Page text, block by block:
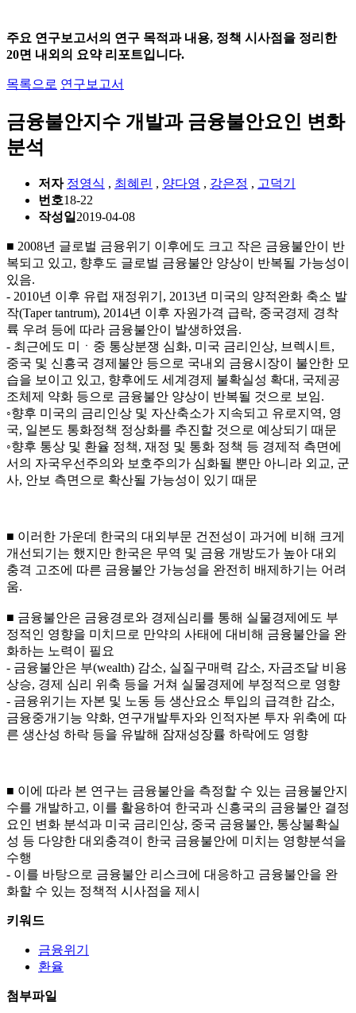
주요 연구보고서의 연구 목적과 내용, 정책 시사점을 정리한
20면 내외의 요약 리포트입니다.
목록으로 연구보고서
금융불안지수 개발과 금융불안요인 변화
분석
저자 정영식 , 최혜린 , 양다영 , 강은정 , 고덕기
번호18-22
작성일 2019-04-08
■ 2008년 글로벌 금융위기 이후에도 크고 작은 금융불안이 반
복되고 있고, 향후도 글로벌 금융불안 양상이 반복될 가능성이
있음.
- 2010년 이후 유럽 재정위기, 2013년 미국의 양적완화 축소 발
작(Taper tantrum), 2014년 이후 자원가격 급락, 중국경제 경착
륙 우려 등에 따라 금융불안이 발생하였음.
- 최근에도 미ㆍ중 통상분쟁 심화, 미국 금리인상, 브렉시트,
중국 및 신흥국 경제불안 등으로 국내외 금융시장이 불안한 모
습을 보이고 있고, 향후에도 세계경제 불확실성 확대, 국제공
조체제 약화 등으로 금융불안 양상이 반복될 것으로 보임.
◦향후 미국의 금리인상 및 자산축소가 지속되고 유로지역, 영
국, 일본도 통화정책 정상화를 추진할 것으로 예상되기 때문
◦향후 통상 및 환율 정책, 재정 및 통화 정책 등 경제적 측면에
서의 자국우선주의와 보호주의가 심화될 뿐만 아니라 외교, 군
사, 안보 측면으로 확산될 가능성이 있기 때문
■ 이러한 가운데 한국의 대외부문 건전성이 과거에 비해 크게
개선되기는 했지만 한국은 무역 및 금융 개방도가 높아 대외
충격 고조에 따른 금융불안 가능성을 완전히 배제하기는 어려
움.
■ 금융불안은 금융경로와 경제심리를 통해 실물경제에도 부
정적인 영향을 미치므로 만약의 사태에 대비해 금융불안을 완
화하는 노력이 필요
- 금융불안은 부(wealth) 감소, 실질구매력 감소, 자금조달 비용
상승, 경제 심리 위축 등을 거쳐 실물경제에 부정적으로 영향
- 금융위기는 자본 및 노동 등 생산요소 투입의 급격한 감소,
금융중개기능 약화, 연구개발투자와 인적자본 투자 위축에 따
른 생산성 하락 등을 유발해 잠재성장률 하락에도 영향
■ 이에 따라 본 연구는 금융불안을 측정할 수 있는 금융불안지
수를 개발하고, 이를 활용하여 한국과 신흥국의 금융불안 결정
요인 변화 분석과 미국 금리인상, 중국 금융불안, 통상불확실
성 등 다양한 대외충격이 한국 금융불안에 미치는 영향분석을
수행
- 이를 바탕으로 금융불안 리스크에 대응하고 금융불안을 완
화할 수 있는 정책적 시사점을 제시
키워드
금융위기
환율
첨부파일